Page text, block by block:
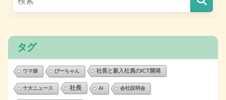
タグ
ウマ娘 ぴーちゃん 社長と新入社員のICT開発
十大ニュース 社長 AI 会社説明会